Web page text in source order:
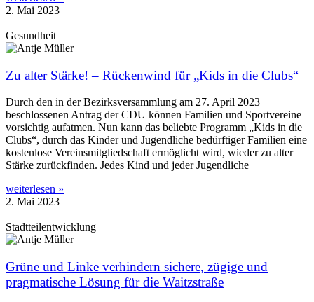
2. Mai 2023
Gesundheit
Zu alter Stärke! – Rückenwind für „Kids in die Clubs“
Durch den in der Bezirksversammlung am 27. April 2023
beschlossenen Antrag der CDU können Familien und Sportvereine
vorsichtig aufatmen. Nun kann das beliebte Programm „Kids in die
Clubs“, durch das Kinder und Jugendliche bedürftiger Familien eine
kostenlose Vereinsmitgliedschaft ermöglicht wird, wieder zu alter
Stärke zurückfinden. Jedes Kind und jeder Jugendliche
weiterlesen »
2. Mai 2023
Stadtteilentwicklung
Grüne und Linke verhindern sichere, zügige und
pragmatische Lösung für die Waitzstraße